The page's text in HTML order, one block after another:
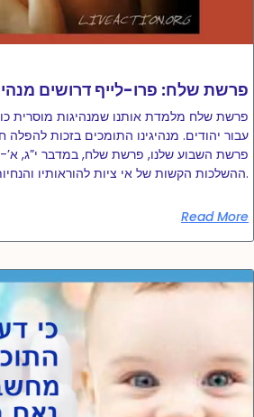
פרשת שלח: פרו-לייף דרושים
פרשת שלח מלמדת אותנו שמנהיגות מוסרית
עבור יהודים. מנהיגינו התומכים בזכות להפלה
פרשת השבוע שלנו, פרשת שלח, במדבר י”ג,
ההשלכות הקשות של אי ציות להוראותיו והנחיותיו של אלוהים.
Read More